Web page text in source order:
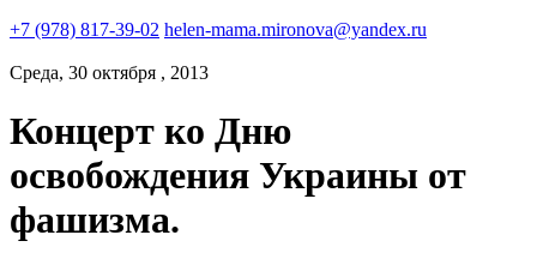
+7 (978) 817-39-02 helen-mama.mironova@yandex.ru
Среда, 30 октября , 2013
Концерт ко Дню
освобождения Украины от
фашизма.